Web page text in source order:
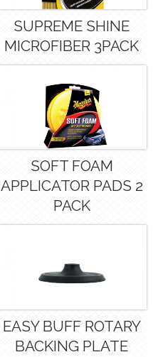
SUPREME SHINE
MICROFIBER 3PACK
SOFT FOAM
APPLICATOR PADS 2
PACK
EASY BUFF ROTARY
BACKING PLATE